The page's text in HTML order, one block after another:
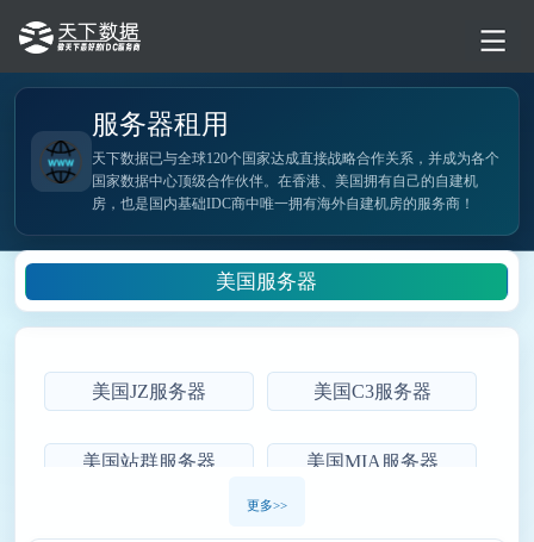
服务器租用
天下数据已与全球120个国家达成直接战略合作关系，并成为各个
国家数据中心顶级合作伙伴。在香港、美国拥有自己的自建机
房，也是国内基础IDC商中唯一拥有海外自建机房的服务商！
美国服务器
美国JZ服务器 美国C3服务器
美国站群服务器 美国MIA服务器
更多>>